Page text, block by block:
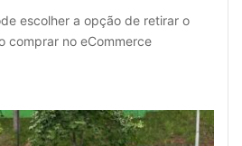
escolher a opção de retirar o
comprar no eCommerce